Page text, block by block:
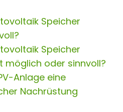
Speicher
Speicher
möglich oder sinnvoll?
Anlage eine
Nachrüstung